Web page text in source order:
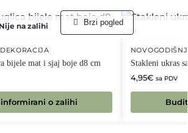
Nije na zalihi
bijele mat i sjaj boje d8 cm
o zalihi
Brzi pogled
Stakleni ukras
4,95€ sa PDV